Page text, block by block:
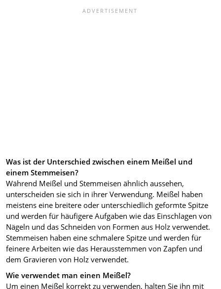
Was ist der Unterschied zwischen einem Meißel und
einem Stemmeisen?
Während Meißel und Stemmeisen ähnlich aussehen,
unterscheiden sie sich in ihrer Verwendung. Meißel haben
meistens eine breitere oder unterschiedlich geformte Spitze
und werden für häufigere Aufgaben wie das Einschlagen von
Nägeln und das Schneiden von Formen aus Holz verwendet.
Stemmeisen haben eine schmalere Spitze und werden für
feinere Arbeiten wie das Herausstemmen von Zapfen und
dem Gravieren von Holz verwendet.
Wie verwendet man einen Meißel?
Um einen Meißel korrekt zu verwenden, halten Sie ihn mit